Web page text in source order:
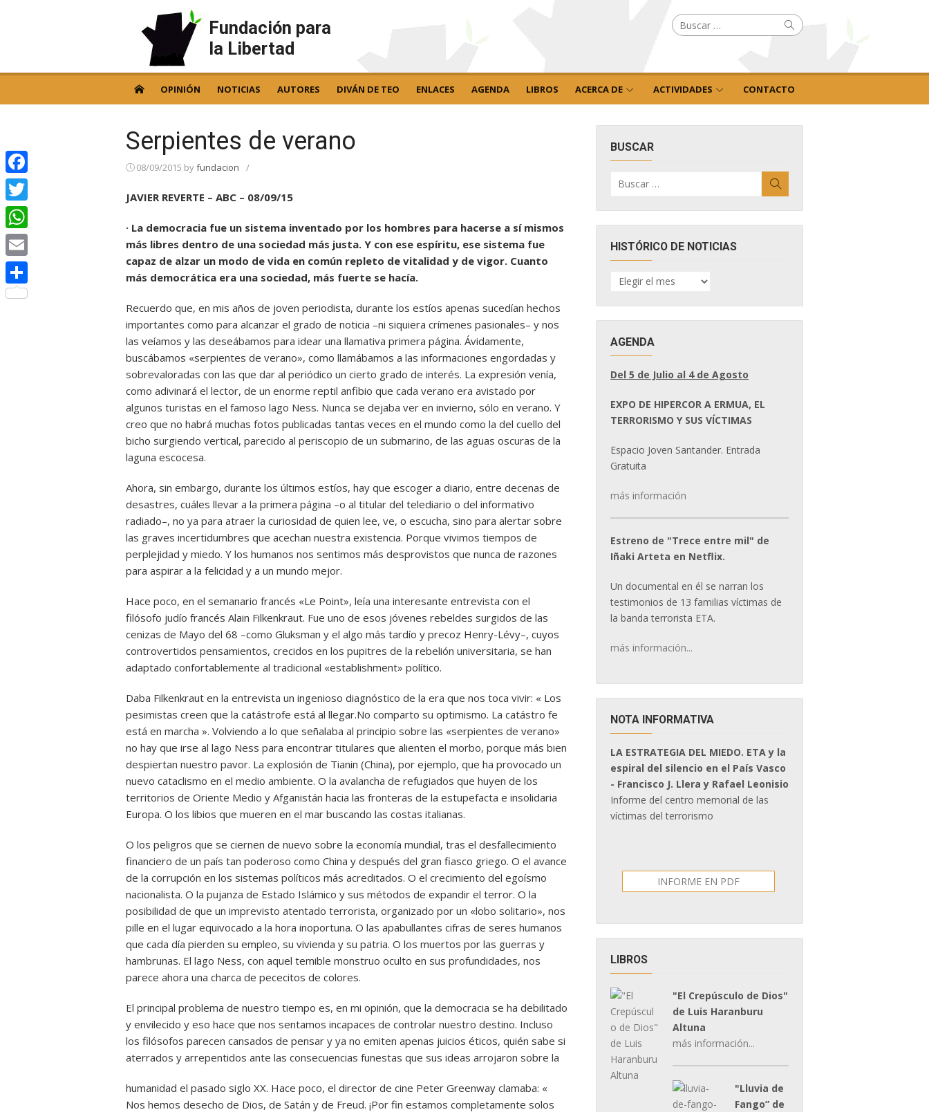
Fundación para
la Libertad
Buscar
por: Buscar
OPINIÓN NOTICIAS AUTORES DIVÁN DE TEO ENLACES AGENDA LIBROS ACERCA DE ACTIVIDADES CONTACTO
Serpientes de verano
08/09/2015 byfundacion /
JAVIER REVERTE – ABC – 08/09/15
· La democracia fue un sistema inventado por los hombres para hacerse a sí mismos
más libres dentro de una sociedad más justa. Y con ese espíritu, ese sistema fue
capaz de alzar un modo de vida en común repleto de vitalidad y de vigor. Cuanto
más democrática era una sociedad, más fuerte se hacía.
Recuerdo que, en mis años de joven periodista, durante los estíos apenas sucedían hechos
importantes como para alcanzar el grado de noticia –ni siquiera crímenes pasionales– y nos
las veíamos y las deseábamos para idear una llamativa primera página. Ávidamente,
buscábamos «serpientes de verano», como llamábamos a las informaciones engordadas y
sobrevaloradas con las que dar al periódico un cierto grado de interés. La expresión venía,
como adivinará el lector, de un enorme reptil anfibio que cada verano era avistado por
algunos turistas en el famoso lago Ness. Nunca se dejaba ver en invierno, sólo en verano. Y
creo que no habrá muchas fotos publicadas tantas veces en el mundo como la del cuello del
bicho surgiendo vertical, parecido al periscopio de un submarino, de las aguas oscuras de la
laguna escocesa.
Ahora, sin embargo, durante los últimos estíos, hay que escoger a diario, entre decenas de
desastres, cuáles llevar a la primera página –o al titular del telediario o del informativo
radiado–, no ya para atraer la curiosidad de quien lee, ve, o escucha, sino para alertar sobre
las graves incertidumbres que acechan nuestra existencia. Porque vivimos tiempos de
perplejidad y miedo. Y los humanos nos sentimos más desprovistos que nunca de razones
para aspirar a la felicidad y a un mundo mejor.
Hace poco, en el semanario francés «Le Point», leía una interesante entrevista con el
filósofo judío francés Alain Filkenkraut. Fue uno de esos jóvenes rebeldes surgidos de las
cenizas de Mayo del 68 –como Gluksman y el algo más tardío y precoz Henry-Lévy–, cuyos
controvertidos pensamientos, crecidos en los pupitres de la rebelión universitaria, se han
adaptado confortablemente al tradicional «establishment» político.
Daba Filkenkraut en la entrevista un ingenioso diagnóstico de la era que nos toca vivir: « Los
pesimistas creen que la catástrofe está al llegar.No comparto su optimismo. La catástro fe
está en marcha ». Volviendo a lo que señalaba al principio sobre las «serpientes de verano»
no hay que irse al lago Ness para encontrar titulares que alienten el morbo, porque más bien
despiertan nuestro pavor. La explosión de Tianin (China), por ejemplo, que ha provocado un
nuevo cataclismo en el medio ambiente. O la avalancha de refugiados que huyen de los
territorios de Oriente Medio y Afganistán hacia las fronteras de la estupefacta e insolidaria
Europa. O los libios que mueren en el mar buscando las costas italianas.
O los peligros que se ciernen de nuevo sobre la economía mundial, tras el desfallecimiento
financiero de un país tan poderoso como China y después del gran fiasco griego. O el avance
de la corrupción en los sistemas políticos más acreditados. O el crecimiento del egoísmo
nacionalista. O la pujanza de Estado Islámico y sus métodos de expandir el terror. O la
posibilidad de que un imprevisto atentado terrorista, organizado por un «lobo solitario», nos
pille en el lugar equivocado a la hora inoportuna. O las apabullantes cifras de seres humanos
que cada día pierden su empleo, su vivienda y su patria. O los muertos por las guerras y
hambrunas. El lago Ness, con aquel temible monstruo oculto en sus profundidades, nos
parece ahora una charca de pececitos de colores.
El principal problema de nuestro tiempo es, en mi opinión, que la democracia se ha debilitado
y envilecido y eso hace que nos sentamos incapaces de controlar nuestro destino. Incluso
los filósofos parecen cansados de pensar y ya no emiten apenas juicios éticos, quién sabe si
aterrados y arrepentidos ante las consecuencias funestas que sus ideas arrojaron sobre la
humanidad el pasado siglo XX. Hace poco, el director de cine Peter Greenway clamaba: «
Nos hemos desecho de Dios, de Satán y de Freud. ¡Por fin estamos completamente solos
BUSCAR
por:
HISTÓRICO DE NOTICIAS
HISTÓRICO
DE
AGENDA
Del 5 de Julio al 4 de Agosto
EXPO DE HIPERCOR A ERMUA, EL
TERRORISMO Y SUS VÍCTIMAS
Espacio Joven Santander. Entrada
Gratuita
más información
Estreno de "Trece entre mil" de
Iñaki Arteta en Netflix.
Un documental en él se narran los
testimonios de 13 familias víctimas de
la banda terrorista ETA.
más información...
NOTA INFORMATIVA
LA ESTRATEGIA DEL MIEDO. ETA y la
espiral del silencio en el País Vasco
- Francisco J. Llera y Rafael Leonisio
Informe del centro memorial de las
víctimas del terrorismo
INFORME EN PDF
LIBROS
"El Crepúsculo de Dios"
de Luis Haranburu
Altuna
más información...
"Lluvia de
Fango” de
Facebook
Twitter
WhatsApp
Email
Compartir